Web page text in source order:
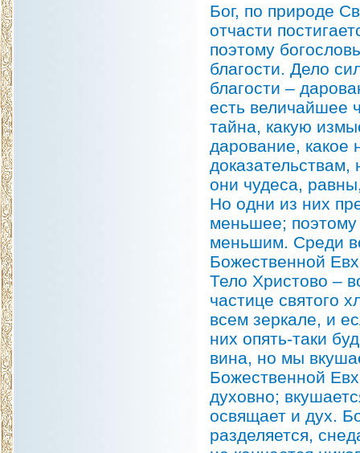
Бог, по природе
отчасти
поэтому
благости. Дело
благости –
есть величайшее
тайна, какую
дарование, какое
доказательствам,
они чудеса,
Но одни из них
меньшее;
меньшим. Среди
Божественной
Тело Христово –
частице святого
всем зеркале, и
них опять-таки
вина, но мы
Божественной
духовно;
освящает и дух.
разделяется,